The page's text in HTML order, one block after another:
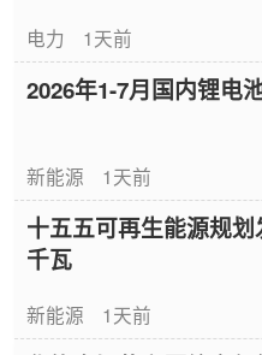
电力 1天前
2026年1-7月国内锂电
新能源 1天前
十五五可再生能源规
千瓦
新能源 1天前